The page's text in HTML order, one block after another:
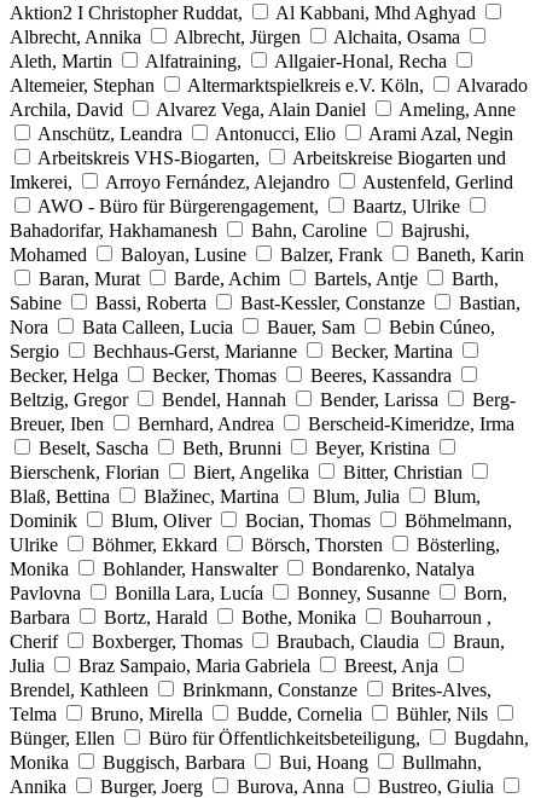
Aktion2 I Christopher Ruddat,
Al Kabbani, Mhd Aghyad
Albrecht, Annika
Albrecht, Jürgen
Alchaita, Osama
Aleth, Martin
Alfatraining,
Allgaier-Honal, Recha
Altemeier, Stephan
Altermarktspielkreis e.V. Köln,
Alvarado
Archila, David
Alvarez Vega, Alain Daniel
Ameling, Anne
Anschütz, Leandra
Antonucci, Elio
Arami Azal, Negin
Arbeitskreis VHS-Biogarten,
Arbeitskreise Biogarten und
Imkerei,
Arroyo Fernández, Alejandro
Austenfeld, Gerlind
AWO - Büro für Bürgerengagement,
Baartz, Ulrike
Bahadorifar, Hakhamanesh
Bahn, Caroline
Bajrushi,
Mohamed
Baloyan, Lusine Balzer, Frank
Baneth, Karin
Baran, Murat
Barde, Achim Bartels, Antje
Barth,
Sabine
Bassi, Roberta Bast-Kessler, Constanze
Bastian,
Nora
Bata Calleen, Lucia Bauer, Sam
Bebin Cúneo,
Sergio
Bechhaus-Gerst, Marianne
Becker, Martina
Becker, Helga
Becker, Thomas
Beeres, Kassandra
Beltzig, Gregor
Bendel, Hannah Bender, Larissa
Berg-
Breuer, Iben
Bernhard, Andrea
Berscheid-Kimeridze, Irma
Beselt, Sascha
Beth, Brunni
Beyer, Kristina
Bierschenk, Florian
Biert, Angelika
Bitter, Christian
Blaß, Bettina
Blažinec, Martina Blum, Julia
Blum,
Dominik
Blum, Oliver Bocian, Thomas
Böhmelmann,
Ulrike
Böhmer, Ekkard Börsch, Thorsten
Bösterling,
Monika
Bohlander, Hanswalter
Bondarenko, Natalya
Pavlovna
Bonilla Lara, Lucía Bonney, Susanne
Born,
Barbara
Bortz, Harald Bothe, Monika
Bouharroun ,
Cherif
Boxberger, Thomas Braubach, Claudia
Braun,
Julia
Braz Sampaio, Maria Gabriela
Breest, Anja
Brendel, Kathleen
Brinkmann, Constanze
Brites-Alves,
Telma
Bruno, Mirella Budde, Cornelia
Bühler, Nils
Bünger, Ellen
Büro für Öffentlichkeitsbeteiligung,
Bugdahn,
Monika
Buggisch, Barbara Bui, Hoang
Bullmahn,
Annika
Burger, Joerg Burova, Anna
Bustreo, Giulia